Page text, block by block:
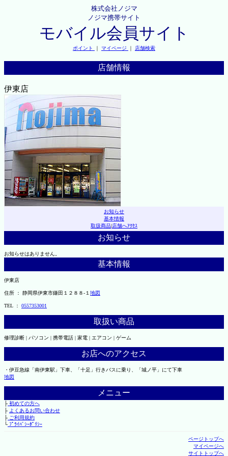
株式会社ノジマ
ノジマ携帯サイト
モバイル会員サイト
ポイント ｜ マイページ ｜ 店舗検索
店舗情報
伊東店
お知らせ
基本情報
取扱商品|店舗へｱｸｾｽ
お知らせ
お知らせはありません。
基本情報
伊東店
住所 ： 静岡県伊東市鎌田１２８８-１ 地図
TEL ： 0557353001
取扱い商品
修理診断 | パソコン | 携帯電話 | 家電 | エアコン | ゲーム
お店へのアクセス
・伊豆急線「南伊東駅」下車、「十足」行きバスに乗り、「城ノ平」にて下車
地図
メニュー
├初めての方へ
├ よくあるお問い合わせ
├ご利用規約
└ﾌﾟﾗｲﾊﾞｼｰﾎﾟﾘｼｰ
ページトップへ
マイページへ
サイトトップへ